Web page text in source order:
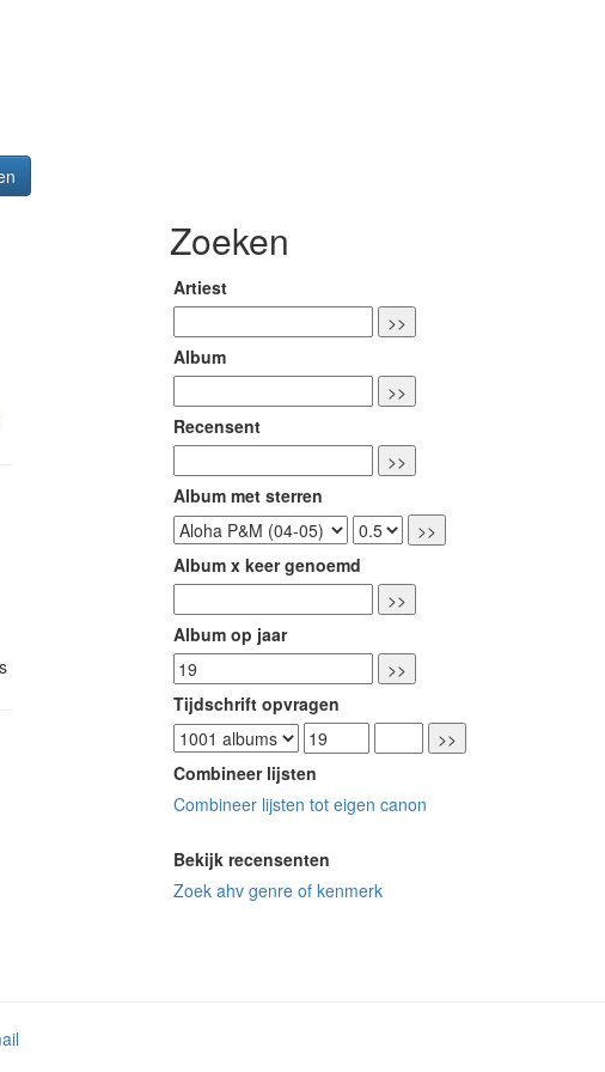
Zoeken
Artiest
Album
Recensent
Album met sterren
Album x keer genoemd
Album op jaar
Tijdschrift opvragen
Combineer lijsten
Combineer lijsten tot eigen canon
Bekijk recensenten
Zoek ahv genre of kenmerk